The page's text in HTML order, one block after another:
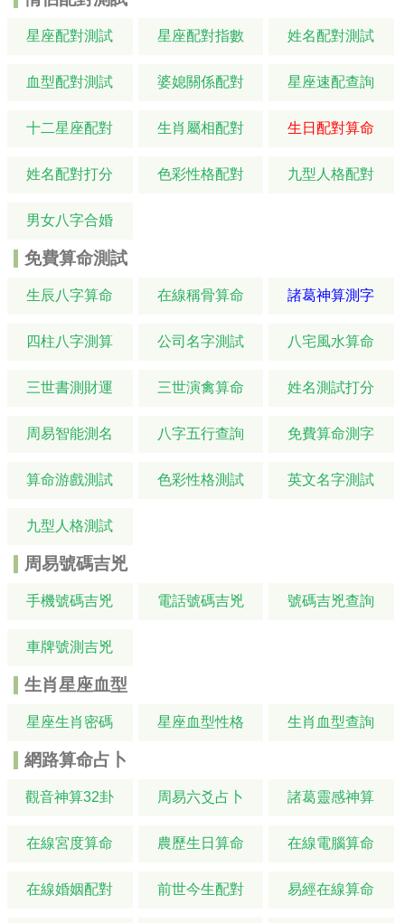
星座配對測試 星座配對指數 姓名配對測試
血型配對測試 婆媳關係配對 星座速配查詢
十二星座配對 生肖屬相配對 生日配對算命
姓名配對打分 色彩性格配對 九型人格配對
男女八字合婚
免費算命測試
生辰八字算命 在線稱骨算命 諸葛神算測字
四柱八字測算 公司名字測試 八宅風水算命
三世書測財運 三世演禽算命 姓名測試打分
周易智能測名 八字五行查詢 免費算命測字
算命游戲測試 色彩性格測試 英文名字測試
九型人格測試
周易號碼吉兇
手機號碼吉兇 電話號碼吉兇 號碼吉兇查詢
車牌號測吉兇
生肖星座血型
星座生肖密碼 星座血型性格 生肖血型查詢
網路算命占卜
觀音神算32卦 周易六爻占卜 諸葛靈感神算
在線宮度算命 農歷生日算命 在線電腦算命
在線婚姻配對 前世今生配對 易經在線算命